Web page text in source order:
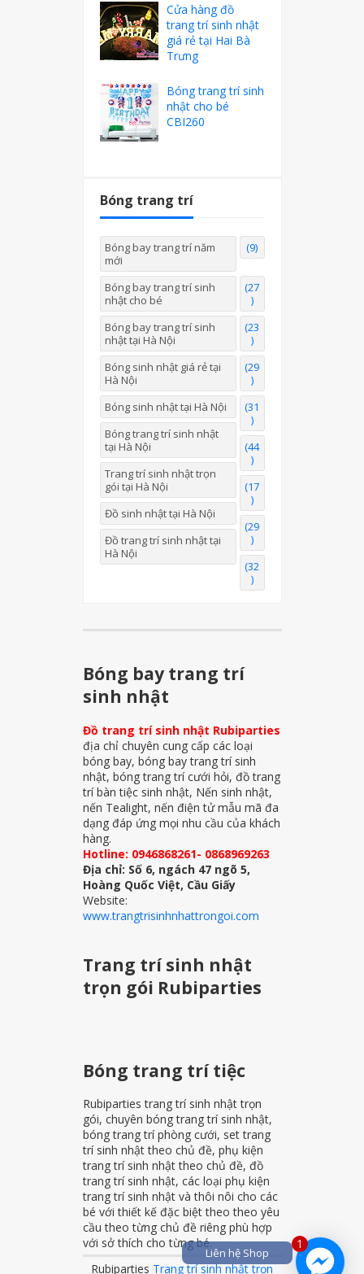
1
Liên hệ Shop
Cửa hàng đồ
trang trí sinh nhật
giá rẻ tại Hai Bà
Trưng
Bóng trang trí sinh
nhật cho bé
CBI260
Bóng trang trí
Bóng bay trang trí năm
mới
(9)
Bóng bay trang trí sinh
nhật cho bé
(27
)
Bóng bay trang trí sinh
nhật tại Hà Nội
(23
)
Bóng sinh nhật giá rẻ tại
Hà Nội
(29
)
Bóng sinh nhật tại Hà Nội
(31
)
Bóng trang trí sinh nhật
tại Hà Nội
(44
)
Trang trí sinh nhật trọn
gói tại Hà Nội
(17
)
Đồ sinh nhật tại Hà Nội
(29
)
Đồ trang trí sinh nhật tại
Hà Nội
(32
)
Bóng bay trang trí
sinh nhật
Đồ trang trí sinh nhật Rubiparties
địa chỉ chuyên cung cấp các loại
bóng bay, bóng bay trang trí sinh
nhật, bóng trang trí cưới hỏi, đồ trang
trí bàn tiệc sinh nhật, Nến sinh nhật,
nến Tealight, nến điện tử mẫu mã đa
dạng đáp ứng mọi nhu cầu của khách
hàng.
Hotline: 0946868261- 0868969263
Địa chỉ: Số 6, ngách 47 ngõ 5,
Hoàng Quốc Việt, Cầu Giấy
Website:
www.trangtrisinhnhattrongoi.com
Trang trí sinh nhật
trọn gói Rubiparties
Bóng trang trí tiệc
Rubiparties trang trí sinh nhật trọn
gói, chuyên bóng trang trí sinh nhật,
bóng trang trí phòng cưới, set trang
trí sinh nhật theo chủ đề, phụ kiện
trang trí sinh nhật theo chủ đề, đồ
trang trí sinh nhật, các loại phụ kiện
trang trí sinh nhật và thôi nôi cho các
bé với thiết kế đặc biệt theo theo yêu
cầu theo từng chủ đề riêng phù hợp
với sở thích cho từng bé.
Rubiparties Trang trí sinh nhật trọn